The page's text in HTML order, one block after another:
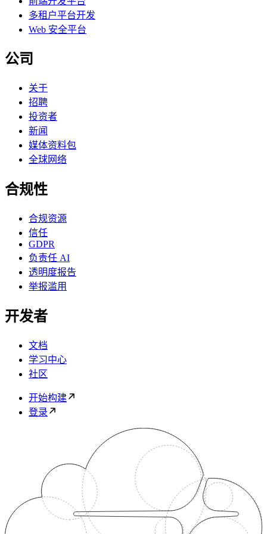
多租户平台开发
Web 安全平台
公司
关于
招聘
投资者
新闻
媒体资料包
全球网络
合规性
合规资源
信任
GDPR
负责任 AI
透明度报告
举报滥用
开发者
文档
学习中心
社区
开始构建
登录